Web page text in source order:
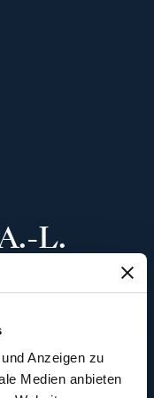
Anzeigen zu
Medien anbieten
L.
des